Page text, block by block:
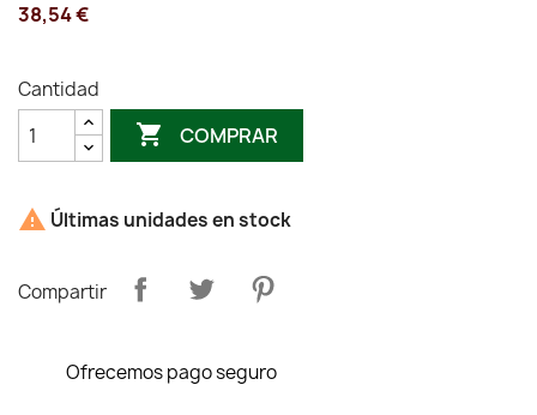
38,54 €
Cantidad
 COMPRAR
 Últimas unidades en stock
Compartir
Ofrecemos pago seguro